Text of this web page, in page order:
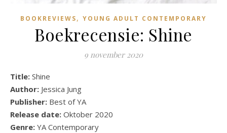
BOOKREVIEWS, YOUNG ADULT CONTEMPORARY
Boekrecensie: Shine
9 november 2020
Title: Shine
Author: Jessica Jung
Publisher: Best of YA
Release date: Oktober 2020
Genre: YA Contemporary